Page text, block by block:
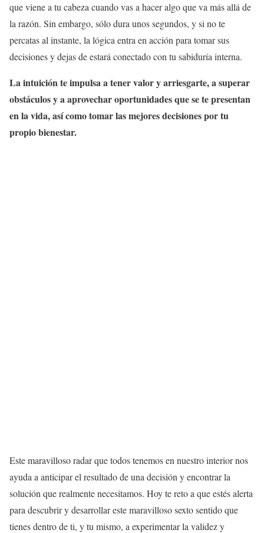
que viene a tu cabeza cuando vas a hacer algo que va más allá de
la razón. Sin embargo, sólo dura unos segundos, y si no te
percatas al instante, la lógica entra en acción para tomar sus
decisiones y dejas de estará conectado con tu sabiduría interna.
La intuición te impulsa a tener valor y arriesgarte, a superar
obstáculos y a aprovechar oportunidades que se te presentan
en la vida, así como tomar las mejores decisiones por tu
propio bienestar.
Este maravilloso radar que todos tenemos en nuestro interior nos
ayuda a anticipar el resultado de una decisión y encontrar la
solución que realmente necesitamos. Hoy te reto a que estés alerta
para descubrir y desarrollar este maravilloso sexto sentido que
tienes dentro de ti, y tu mismo, a experimentar la validez y